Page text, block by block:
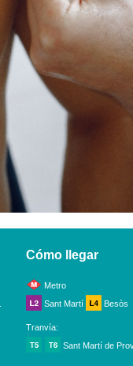
Cómo llegar
Metro
Sant Martí
Besòs
Tranvía:
Sant Martí de